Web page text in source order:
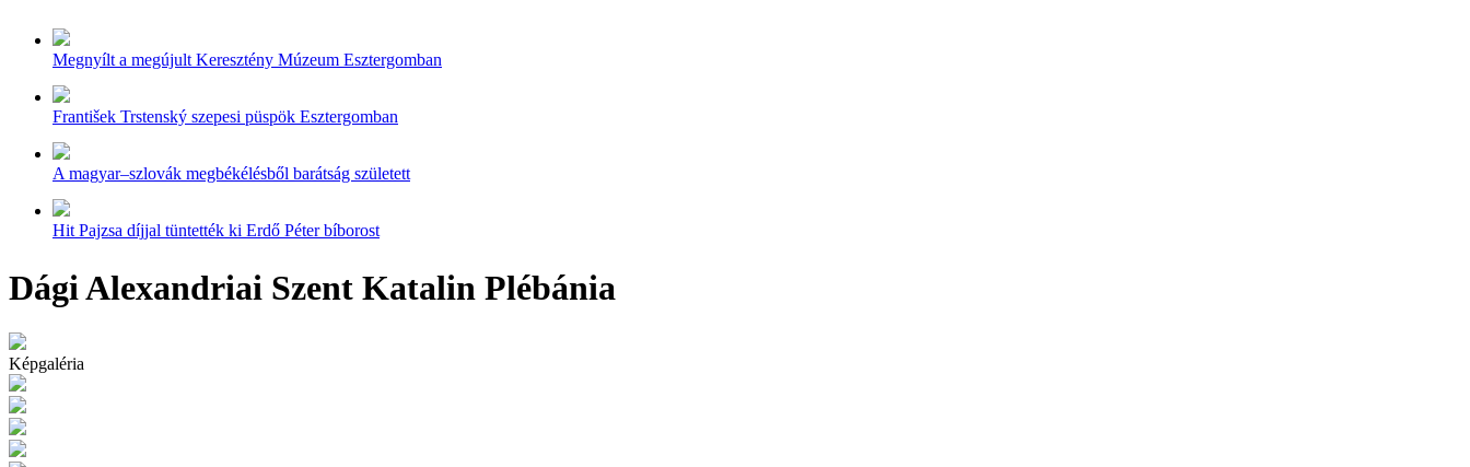
Megnyílt a megújult Keresztény Múzeum Esztergomban
František Trstenský szepesi püspök Esztergomban
A magyar–szlovák megbékélésből barátság született
Hit Pajzsa díjjal tüntették ki Erdő Péter bíborost
Dági Alexandriai Szent Katalin Plébánia
Képgaléria